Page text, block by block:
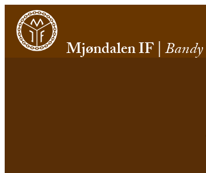
Mjøndalen IF|Bandy